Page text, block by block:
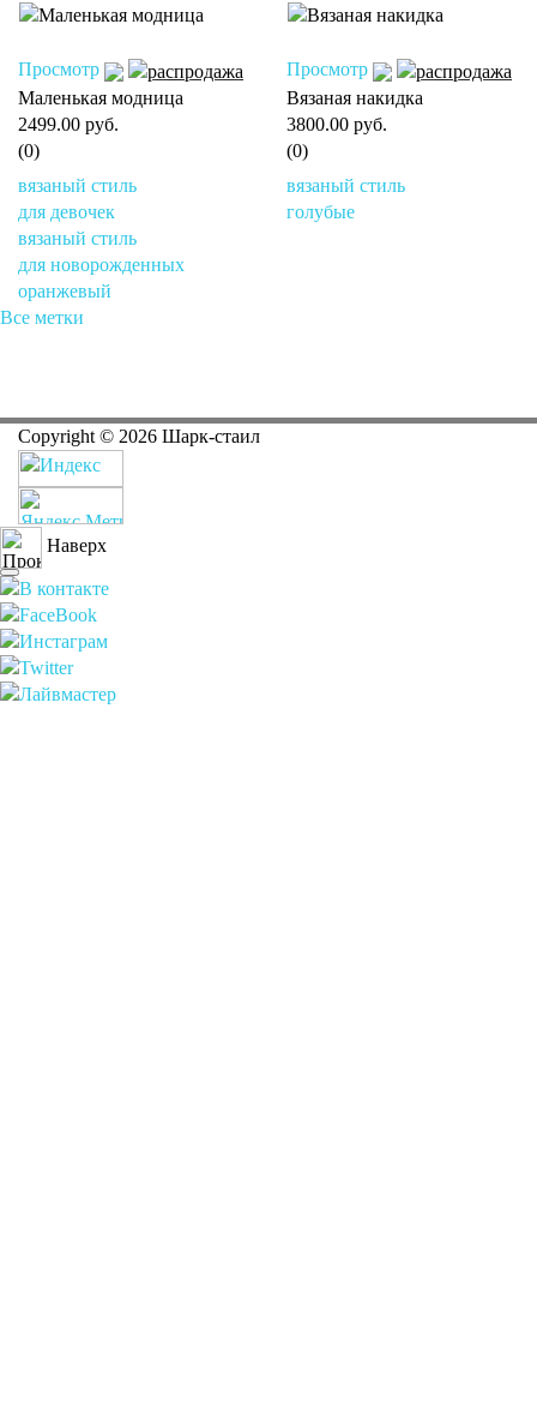
Просмотр
Маленькая модница
2499.00 руб.
(0)
вязаный стиль
для девочек
вязаный стиль
для новорожденных
оранжевый
Просмотр
Вязаная накидка
3800.00 руб.
(0)
вязаный стиль
голубые
Все метки
Copyright © 2026 Шарк-стаил
Наверх